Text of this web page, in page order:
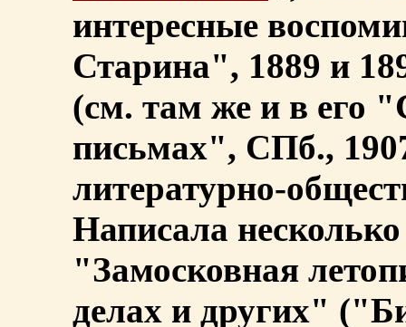
интересные
Старина", 1889 и
(см. там же и в его
письмах", СПб.,
литературно-
Написала
"Замосковная
делах и других"